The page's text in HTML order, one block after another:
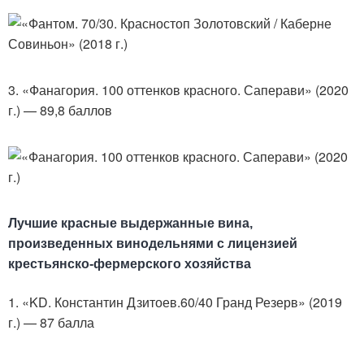
3. «Фанагория. 100 оттенков красного. Саперави» (2020
г.) — 89,8 баллов
Лучшие красные выдержанные вина,
произведенных винодельнями с лицензией
крестьянско-фермерского хозяйства
1. «KD. Константин Дзитоев.60/40 Гранд Резерв» (2019
г.) — 87 балла